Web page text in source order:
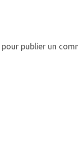
pour publier un